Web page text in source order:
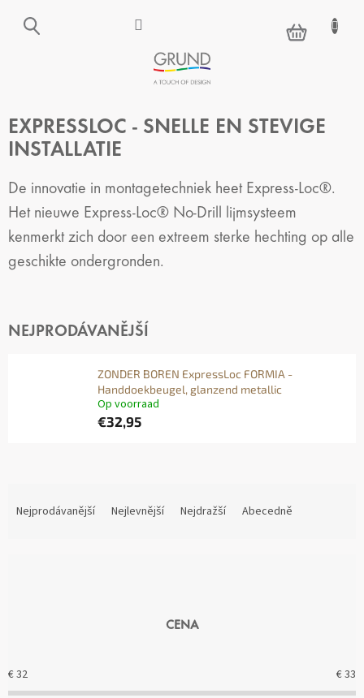
NÁKUPNÍ
KOŠÍK
EXPRESSLOC - SNELLE EN STEVIGE
INSTALLATIE
De innovatie in montagetechniek heet Express-Loc®.
Het nieuwe Express-Loc® No-Drill lijmsysteem
kenmerkt zich door een extreem sterke hechting op alle
geschikte ondergronden.
NEJPRODÁVANĚJŠÍ
ZONDER BOREN ExpressLoc FORMIA -
Handdoekbeugel, glanzend metallic
Op voorraad
€32,95
A
U
K
Nejprodávanější Nejlevnější Nejdražší Abecedně
CENA
€32 €33